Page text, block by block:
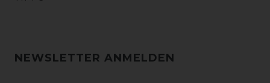
NEWSLETTER ANMELDEN